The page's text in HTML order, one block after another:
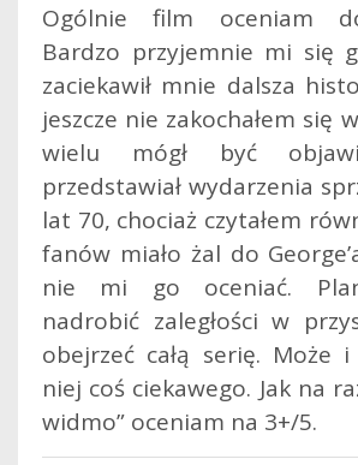
Ogólnie film oceniam
Bardzo przyjemnie mi się
zaciekawił mnie dalsza
jeszcze nie zakochałem się
wielu mógł być
przedstawiał wydarzenia
lat 70, chociaż czytałem
fanów miało żal do
nie mi go oceniać.
nadrobić zaległości w
obejrzeć całą serię. Może
niej coś ciekawego. Jak na
widmo” oceniam na 3+/5.